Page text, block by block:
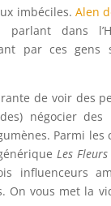
imbéciles. Alen
dans
par ces gens
de voir des
négocier des
Parmi les
Les
influenceurs
On vous met la